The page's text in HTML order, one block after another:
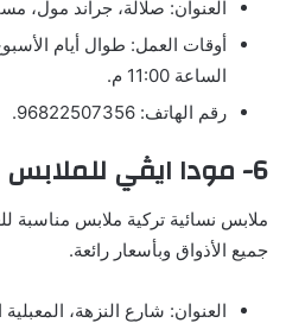
العنوان: صلالة، جراند مول،
الساعة 11:00 م.
رقم الهاتف: 96822507356.
6- مودا ايڤي للملابس التركية
ملابس نسائية تركية ملابس مناسبة
جميع الأذواق وبأسعار رائعة.
العنوان: شارع النزهة، المعبلية